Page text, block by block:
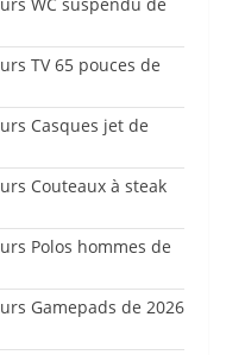
TV 65 pouces de
Casques jet de
Couteaux à steak
Polos hommes de
Gamepads de 2026